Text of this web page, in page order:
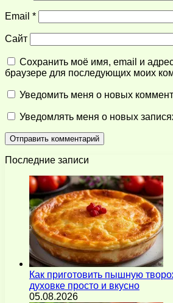
Email *
Сайт
Сохранить моё имя, email и
браузере для последующих моих
Уведомить меня о новых
Уведомлять меня о новых
Последние записи
Как приготовить пышную
духовке просто и вкусно
05.08.2026